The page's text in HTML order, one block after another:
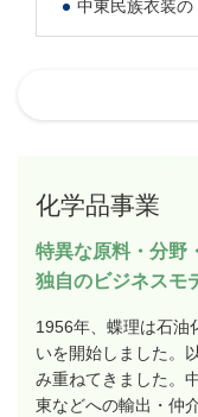
中東民族衣装
化学品事業
特異な原料・分野
独自のビジネスモ
1956年、蝶理は石油
いを開始しました。
み重ねてきました。
東などへの輸出・仲